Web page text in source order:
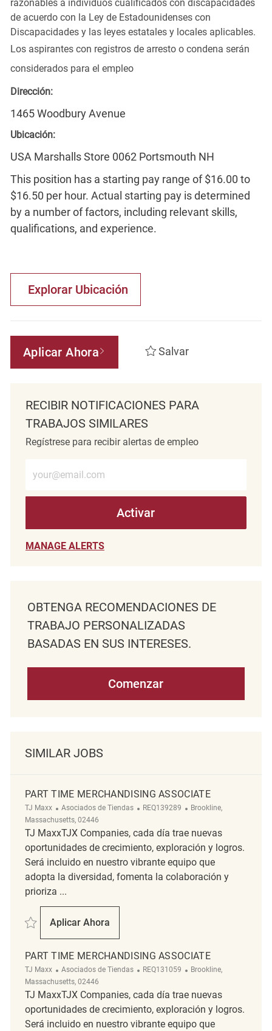
razonables a individuos cualificados con discapacidades
de acuerdo con la Ley de Estadounidenses con
Discapacidades y las leyes estatales y locales aplicables.
Los aspirantes con registros de arresto o condena serán
considerados para el empleo
Dirección:
1465 Woodbury Avenue
Ubicación:
USA Marshalls Store 0062 Portsmouth NH
This position has a starting pay range of $16.00 to
$16.50 per hour. Actual starting pay is determined
by a number of factors, including relevant skills,
qualifications, and experience.
Explorar Ubicación
Aplicar Ahora Salvar
RECIBIR NOTIFICACIONES PARA
TRABAJOS SIMILARES
Regístrese para recibir alertas de empleo
Activar
MANAGE ALERTS
OBTENGA RECOMENDACIONES DE
TRABAJO PERSONALIZADAS
BASADAS EN SUS INTERESES.
Comenzar
SIMILAR JOBS
PART TIME MERCHANDISING ASSOCIATE
TJ Maxx Categoría
Asociados de Tiendas ReqId
REQ139289 Ubicación
Brookline,
Massachusetts, 02446
TJ MaxxTJX Companies, cada día trae nuevas
oportunidades de crecimiento, exploración y logros.
Será incluido en nuestro vibrante equipo que
adopta la diversidad, fomenta la colaboración y
prioriza ...
Salvar part time merchandising associate REQ139289
Aplicar Ahora
Part Time Merchandising Associate
PART TIME MERCHANDISING ASSOCIATE
TJ Maxx Categoría
Asociados de Tiendas ReqId
REQ131059 Ubicación
Brookline,
Massachusetts, 02446
TJ MaxxTJX Companies, cada día trae nuevas
oportunidades de crecimiento, exploración y logros.
Será incluido en nuestro vibrante equipo que